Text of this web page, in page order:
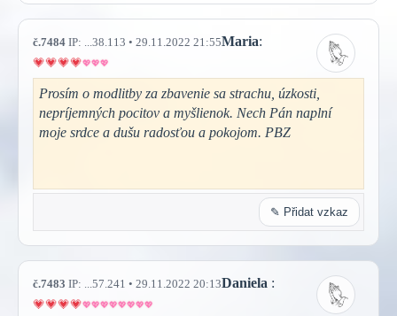
č.7484 IP: ...38.113 • 29.11.2022 21:55Maria:
Prosím o modlitby za zbavenie sa strachu, úzkosti,
nepríjemných pocitov a myšlienok. Nech Pán naplní
moje srdce a dušu radosťou a pokojom. PBZ
✎ Přidat vzkaz
č.7483 IP: ...57.241 • 29.11.2022 20:13Daniela :